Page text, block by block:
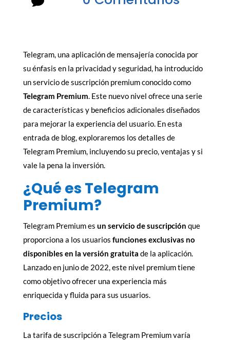
Telegram, una aplicación de mensajería conocida por
su énfasis en la privacidad y seguridad, ha introducido
un servicio de suscripción premium conocido como
Telegram Premium. Este nuevo nivel ofrece una serie
de características y beneficios adicionales diseñados
para mejorar la experiencia del usuario. En esta
entrada de blog, exploraremos los detalles de
Telegram Premium, incluyendo su precio, ventajas y si
vale la pena la inversión.
¿Qué es Telegram
Premium?
Telegram Premium es un servicio de suscripción que
proporciona a los usuarios funciones exclusivas no
disponibles en la versión gratuita de la aplicación.
Lanzado en junio de 2022, este nivel premium tiene
como objetivo ofrecer una experiencia más
enriquecida y fluida para sus usuarios.
Precios
La tarifa de suscripción a Telegram Premium varía